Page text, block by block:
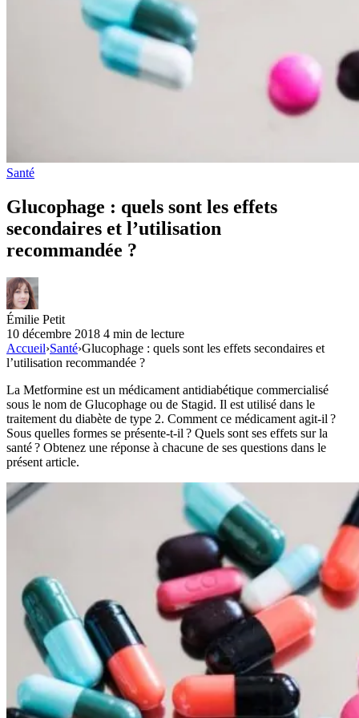
Santé
Glucophage : quels sont les effets
secondaires et l’utilisation
recommandée ?
Émilie Petit
10 décembre 2018 4 min de lecture
Accueil›Santé›Glucophage : quels sont les effets secondaires et
l’utilisation recommandée ?
La Metformine est un médicament antidiabétique commercialisé
sous le nom de Glucophage ou de Stagid. Il est utilisé dans le
traitement du diabète de type 2. Comment ce médicament agit-il ?
Sous quelles formes se présente-t-il ? Quels sont ses effets sur la
santé ? Obtenez une réponse à chacune de ses questions dans le
présent article.